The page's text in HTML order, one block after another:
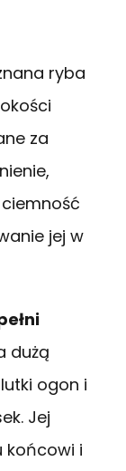
ryba
za
jej w
dużą
ogon i
Jej
końcowi i